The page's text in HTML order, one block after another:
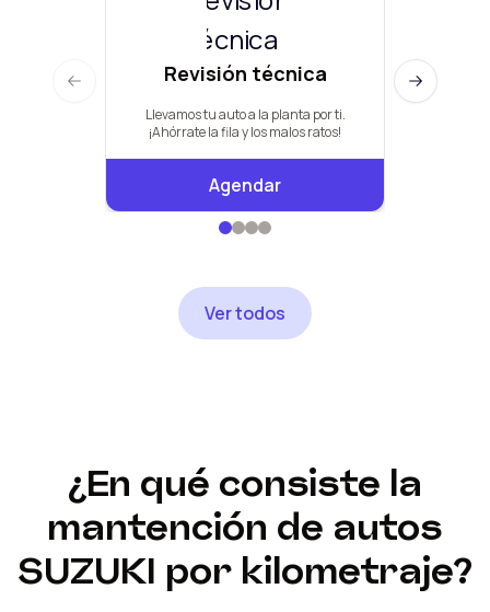
Revisión técnica
Llevamos tu auto a la planta por ti.
¡Ahórrate la fila y los malos ratos!
Agendar
Previous slide Next slide
Ver todos
¿En qué consiste la
mantención de autos
SUZUKI por kilometraje?